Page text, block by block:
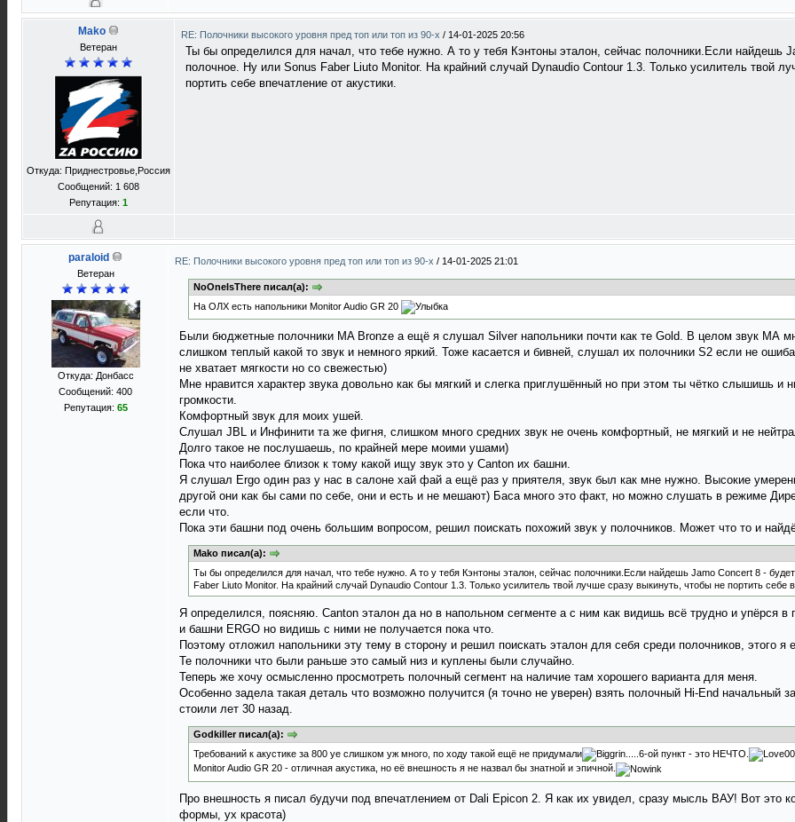
Mako
Ветеран
Откуда: Приднестровье,Россия
Сообщений: 1 608
Репутация: 1
RE: Полочники высокого уровня пред топ или топ из 90-х / 14-01-2025 20:56
Ты бы определился для начал, что тебе нужно. А то у тебя Кэнтоны эталон, сейчас полочники.Если найдешь
полочное. Ну или Sonus Faber Liuto Monitor. На крайний случай Dynaudio Contour 1.3. Только усилитель твой
портить себе впечатление от акустики.
paraloid
Ветеран
Откуда: Донбасс
Сообщений: 400
Репутация: 65
RE: Полочники высокого уровня пред топ или топ из 90-х / 14-01-2025 21:01
NoOneIsThere писал(а):
На ОЛХ есть напольники Monitor Audio GR 20
Были бюджетные полочники MA Bronze а ещё я слушал Silver напольники почти как те Gold. В целом звук МА
слишком теплый какой то звук и немного яркий. Тоже касается и бивней, слушал их полочники S2 если не
не хватает мягкости но со свежестью)
Мне нравится характер звука довольно как бы мягкий и слегка приглушённый но при этом ты чётко слышишь и
громкости.
Комфортный звук для моих ушей.
Слушал JBL и Инфинити та же фигня, слишком много средних звук не очень комфортный, не мягкий и не
Долго такое не послушаешь, по крайней мере моими ушами)
Пока что наиболее близок к тому какой ищу звук это у Canton их башни.
Я слушал Ergo один раз у нас в салоне хай фай а ещё раз у приятеля, звук был как мне нужно. Высокие
другой они как бы сами по себе, они и есть и не мешают) Баса много это факт, но можно слушать в режиме
если что.
Пока эти башни под очень большим вопросом, решил поискать похожий звук у полочников. Может что то и
Mako писал(а):
Ты бы определился для начал, что тебе нужно. А то у тебя Кэнтоны эталон, сейчас полочники.Если найдешь Jamo Concert 8 -
Faber Liuto Monitor. На крайний случай Dynaudio Contour 1.3. Только усилитель твой лучше сразу выкинуть, чтобы не портить себе
Я определился, поясняю. Canton эталон да но в напольном сегменте а с ним как видишь всё трудно и упёрся
и башни ERGO но видишь с ними не получается пока что.
Поэтому отложил напольники эту тему в сторону и решил поискать эталон для себя среди полочников, этого я
Те полочники что были раньше это самый низ и куплены были случайно.
Теперь же хочу осмысленно просмотреть полочный сегмент на наличие там хорошего варианта для меня.
Особенно задела такая деталь что возможно получится (я точно не уверен) взять полочный Hi-End начальный
стоили лет 30 назад.
Godkiller писал(а):
Требований к акустике за 800 уе слишком уж много, по ходу такой ещё не придумали
.....6-ой пункт - это НЕЧТО.
Monitor Audio GR 20 - отличная акустика, но её внешность я не назвал бы знатной и эпичной.
Про внешность я писал будучи под впечатлением от Dali Epicon 2. Я как их увидел, сразу мысль ВАУ! Вот это
формы, ух красота)